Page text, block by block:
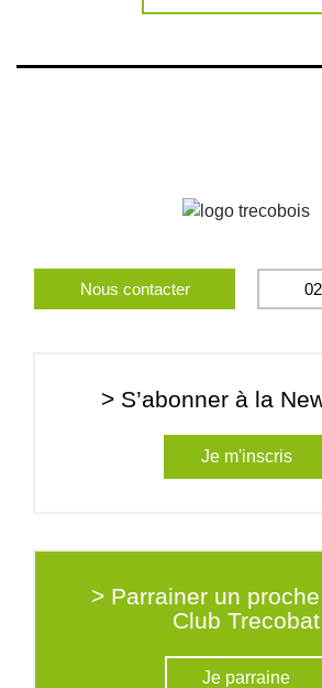
Nous contacter
> S’abonner à la
Je m'inscris
> Parrainer un
Club Trecobat
Je parraine